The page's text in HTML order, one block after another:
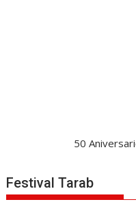
50
Festival Tarab